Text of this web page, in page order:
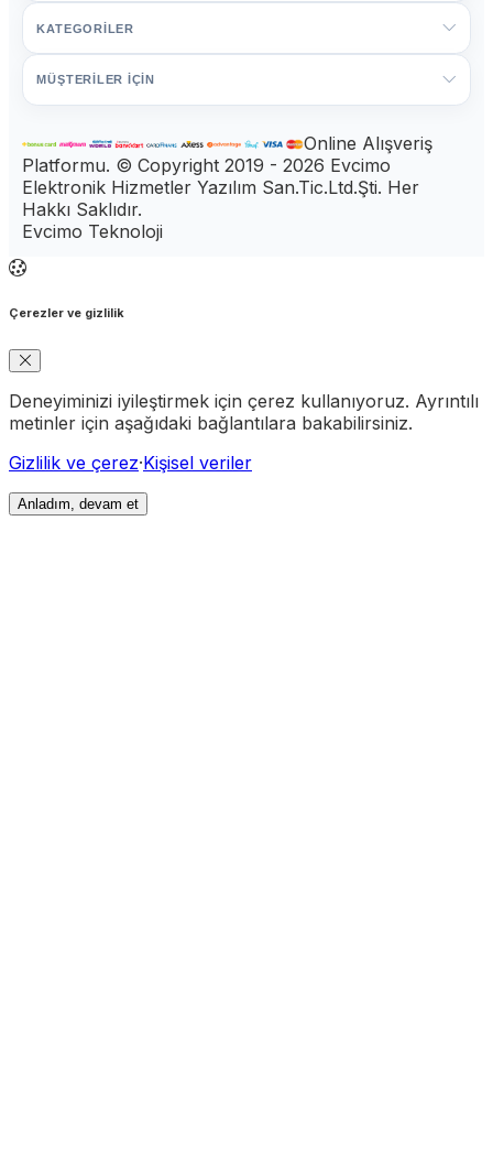
KATEGORİLER
MÜŞTERİLER İÇİN
Online Alışveriş
Platformu. © Copyright 2019 - 2026 Evcimo
Elektronik Hizmetler Yazılım San.Tic.Ltd.Şti. Her
Hakkı Saklıdır.
Evcimo Teknoloji
Çerezler ve gizlilik
Deneyiminizi iyileştirmek için çerez kullanıyoruz. Ayrıntılı
metinler için aşağıdaki bağlantılara bakabilirsiniz.
Gizlilik ve çerez·Kişisel veriler
Anladım, devam et